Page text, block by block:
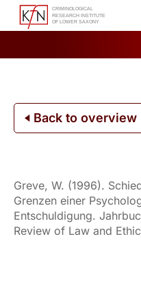
Skip
Back to overview
Greve, W. (1996).
Grenzen einer
Entschuldigung.
Review of Law and